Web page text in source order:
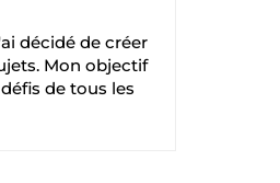
décidé de créer
Mon objectif
de tous les